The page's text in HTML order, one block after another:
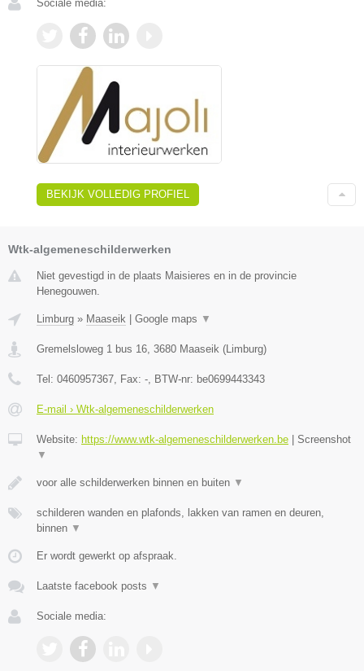
Sociale media:
BEKIJK VOLLEDIG PROFIEL
Wtk-algemeneschilderwerken
Niet gevestigd in de plaats Maisieres en in de provincie
Henegouwen.
Limburg » Maaseik Google maps ▼
Gremelsloweg 1 bus 16, 3680 Maaseik (Limburg)
Tel: 0460957367, Fax: -, BTW-nr: be0699443343
E-mail › Wtk-algemeneschilderwerken
Website: https://www.wtk-algemeneschilderwerken.be
Screenshot
▼
voor alle schilderwerken binnen en buiten ▼
schilderen wanden en plafonds, lakken van ramen en deuren,
binnen ▼
Er wordt gewerkt op afspraak.
Laatste facebook posts ▼
Sociale media: